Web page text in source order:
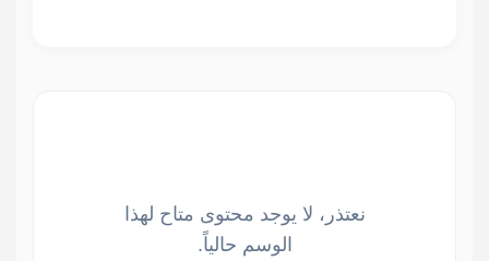
نعتذر، لا يوجد محتوى متاح لهذا
الوسم حالياً.